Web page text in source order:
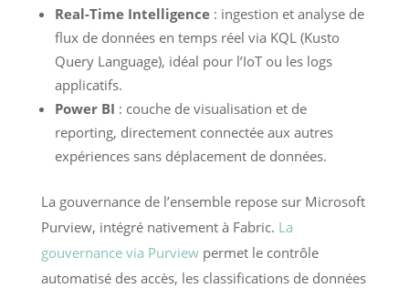
Real-Time Intelligence: ingestion et analyse de
flux de données en temps réel via KQL (Kusto
Query Language), idéal pour l’IoT ou les logs
applicatifs.
Power BI : couche de visualisation et de
reporting, directement connectée aux autres
expériences sans déplacement de données.
La gouvernance de l’ensemble repose sur Microsoft
Purview, intégré nativement à Fabric. La
gouvernance via Purviewpermet le contrôle
automatisé des accès, les classifications de données